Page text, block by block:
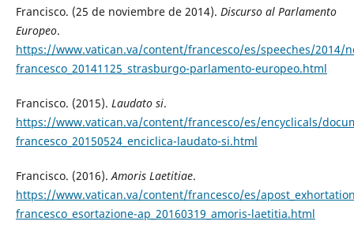
Francisco. (25 de noviembre de 2014). Discurso al Parlamento
Europeo.
https://www.vatican.va/content/francesco/es/speeches/2014/
francesco_20141125_strasburgo-parlamento-europeo.html
Francisco. (2015). Laudato si.
https://www.vatican.va/content/francesco/es/encyclicals/
francesco_20150524_enciclica-laudato-si.html
Francisco. (2016).Amoris Laetitiae.
https://www.vatican.va/content/francesco/es/
francesco_esortazione-ap_20160319_amoris-laetitia.html